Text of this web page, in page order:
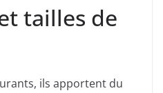
tailles de
ils apportent du